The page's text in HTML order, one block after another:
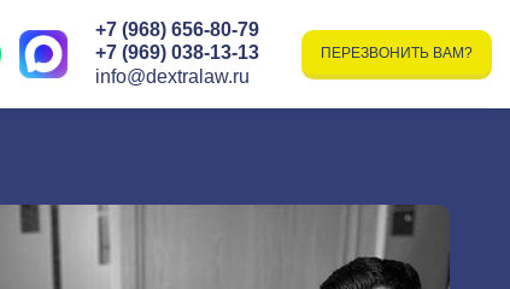
+7 (968) 656-80-79
+7 (969) 038-13-13
info@dextralaw.ru
ПЕРЕЗВОНИТЬ ВАМ?